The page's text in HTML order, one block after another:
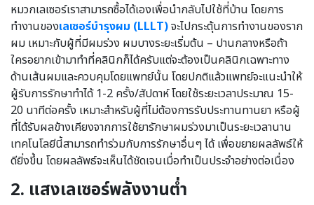
หมวกเลเซอร์เราสามารถซื้อได้เองเพื่อนำกลับไปใช้ที่บ้าน โดยการ
ทำงานของเลเซอร์บำรุงผม (LLLT)จะไปกระตุ้นการทำงานของราก
ผม เหมาะกับผู้ที่มีผมร่วง ผมบางระยะเริ่มต้น – ปานกลางหรือถ้า
ใครอยากเข้ามาทำที่คลินิกก็ได้ครับแต่จะต้องเป็นคลินิกเฉพาะทาง
ด้านเส้นผมและควบคุมโดยแพทย์นั้น โดยปกติแล้วแพทย์จะแนะนำให้
ผู้รับการรักษาทำได้ 1-2 ครั้ง/สัปดาห์ โดยใช้ระยะเวลาประมาณ 15-
20 นาทีต่อครั้ง เหมาะสำหรับผู้ที่ไม่ต้องการรับประทานทานยา หรือผู้
ที่ได้รับผลข้างเคียงจากการใช้ยารักษาผมร่วงมาเป็นระยะเวลานาน
เทคโนโลยีนี้สามารถทำร่วมกับการรักษาอื่นๆ ได้ เพื่อขยายผลลัพธ์ให้
ดียิ่งขึ้น โดยผลลัพธ์จะเห็นได้ชัดเจนเมื่อทำเป็นประจำอย่างต่อเนื่อง
2. แสงเลเซอร์พลังงานต่ำ